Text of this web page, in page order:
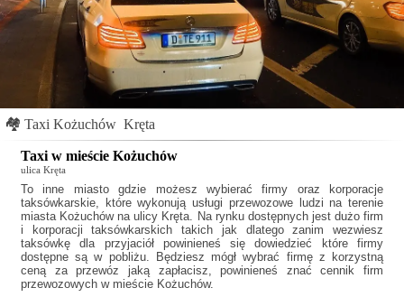
🏘 Taxi Kożuchów Kręta
Taxi w mieście Kożuchów
ulica Kręta
To inne miasto gdzie możesz wybierać firmy oraz korporacje
taksówkarskie, które wykonują usługi przewozowe ludzi na terenie
miasta Kożuchów na ulicy Kręta. Na rynku dostępnych jest dużo firm
i korporacji taksówkarskich takich jak dlatego zanim wezwiesz
taksówkę dla przyjaciół powinieneś się dowiedzieć które firmy
dostępne są w pobliżu. Będziesz mógł wybrać firmę z korzystną
ceną za przewóz jaką zapłacisz, powinieneś znać cennik firm
przewozowych w mieście Kożuchów.